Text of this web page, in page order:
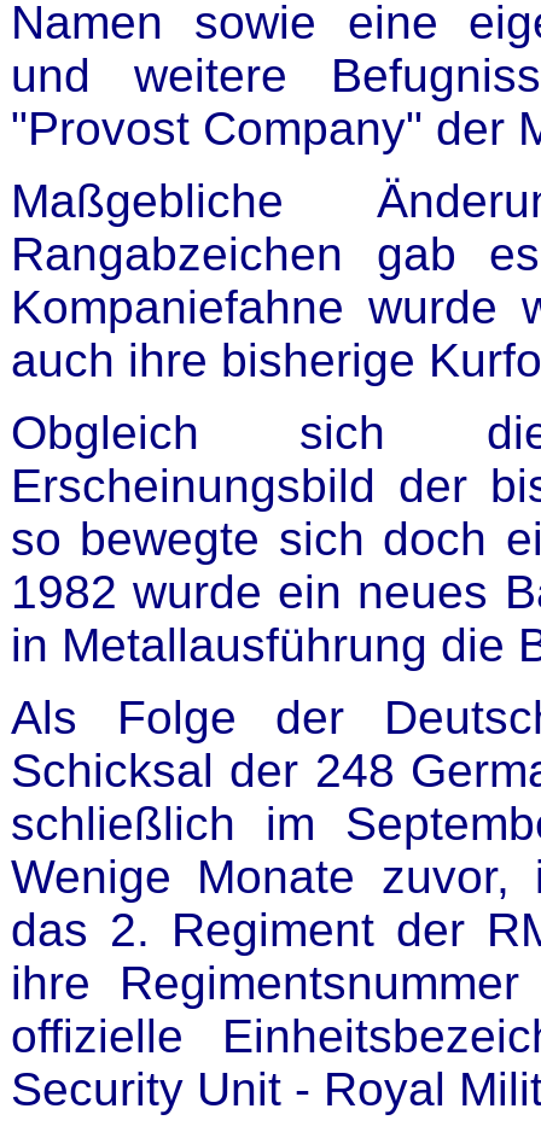
Namen sowie eine
und weitere
"Provost Company" der
Maßgebliche
Rangabzeichen gab
Kompaniefahne wurde
auch ihre bisherige
Obgleich sich
Erscheinungsbild der
so bewegte sich doch
1982 wurde ein neues
in Metallausführung die
Als Folge der
Schicksal der 248
schließlich im
Wenige Monate
das 2. Regiment der
ihre
offizielle
Security Unit - Royal